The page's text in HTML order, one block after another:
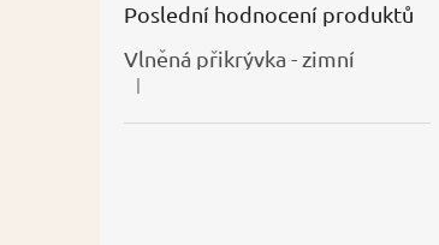
Poslední hodnocení produktů
Vlněná přikrývka - zimní
Hodnocení produktu je 5 z 5 hvězdiček.
|